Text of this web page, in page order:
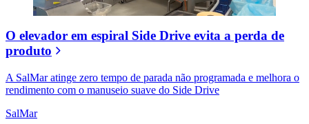
O elevador em espiral Side Drive evita a perda de
produto
A SalMar atinge zero tempo de parada não programada e melhora o
rendimento com o manuseio suave do Side Drive
SalMar